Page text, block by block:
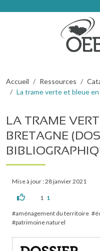
Fil d'Ariane
Accueil Ressources
La trame verte et bleue
LA TRAME
BRETAGNE
Mise à jour : 28 janvier 2021
1 1
aménagement du territoire
patrimoine naturel